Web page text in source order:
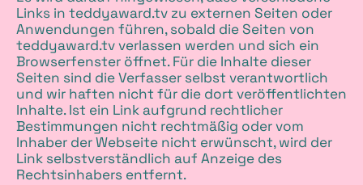
Links in teddyaward.tv zu externen Seiten oder
Anwendungen führen, sobald die Seiten von
teddyaward.tv verlassen werden und sich ein
Browserfenster öffnet. Für die Inhalte dieser
Seiten sind die Verfasser selbst verantwortlich
und wir haften nicht für die dort veröffentlichten
Inhalte. Ist ein Link aufgrund rechtlicher
Bestimmungen nicht rechtmäßig oder vom
Inhaber der Webseite nicht erwünscht, wird der
Link selbstverständlich auf Anzeige des
Rechtsinhabers entfernt.